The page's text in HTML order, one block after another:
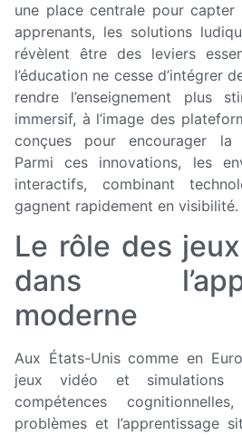
une place centrale pour capter
apprenants, les solutions
révèlent être des leviers
l’éducation ne cesse d’intégrer
rendre l’enseignement plus
immersif, à l’image des
conçues pour encourager la
Parmi ces innovations, les
interactifs, combinant
gagnent rapidement en visibilité.
Le rôle des
dans
moderne
Aux États-Unis comme en
jeux vidéo et simulations
compétences
problèmes et l’apprentissage